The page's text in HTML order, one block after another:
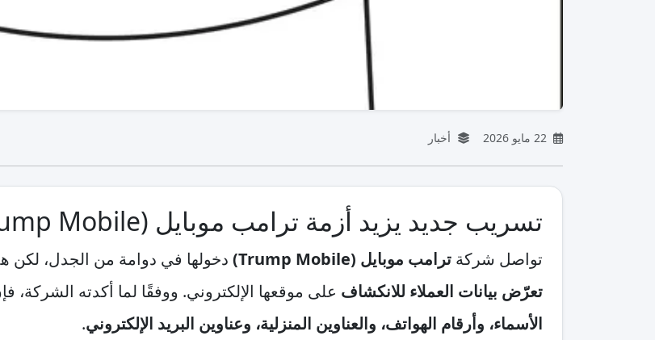
أخبار
تسريب جديد يزيد أزمة ترامب موبايل (Trump Mobile)
تواصل شركة ترامب موبايل (Trump Mobile)
دخولها في دوامة من الجدل، لكن
تعرّض بيانات العملاء للانكشاف على موقعها الإلكتروني. ووفقًا لما أكدته
الأسماء، وأرقام الهواتف، والعناوين المنزلية، وعناوين البريد الإلكتروني.